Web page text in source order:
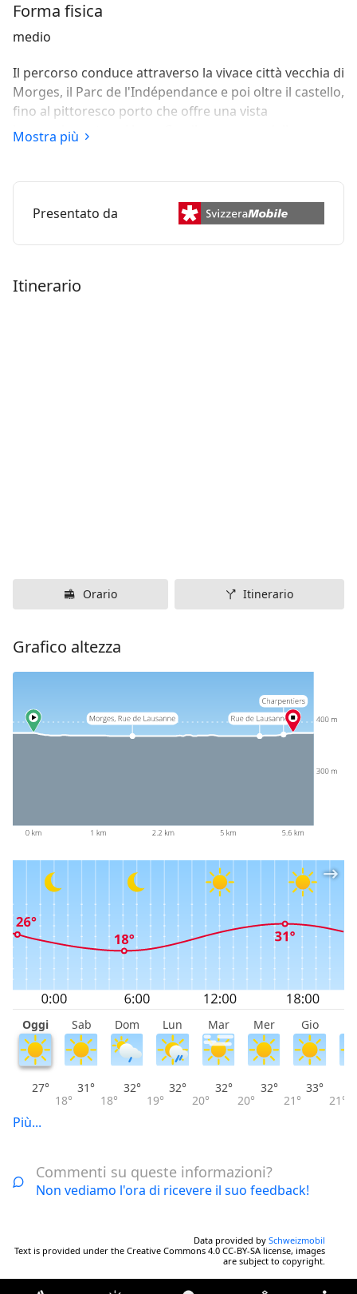
Forma fisica
medio
Il percorso conduce attraverso la vivace città vecchia di
Morges, il Parc de l'Indépendance e poi oltre il castello,
fino al pittoresco porto che offre una vista
impressionante sul lago. Con il panorama delle
montagne e il Monte Bianco come sfondo, l’itinerario
Mostra più
Presentato da
Itinerario
Orario Itinerario
Grafico altezza
Oggi Sab Dom Lun Mar Mer Gio
27°
18°
31°
18°
32°
19°
32°
20°
32°
20°
32°
21°
33°
21°
Più...
Commenti su queste informazioni?
Non vediamo l'ora di ricevere il suo feedback!
Data provided by Schweizmobil
Text is provided under the Creative Commons 4.0 CC-BY-SA license, images
are subject to copyright.